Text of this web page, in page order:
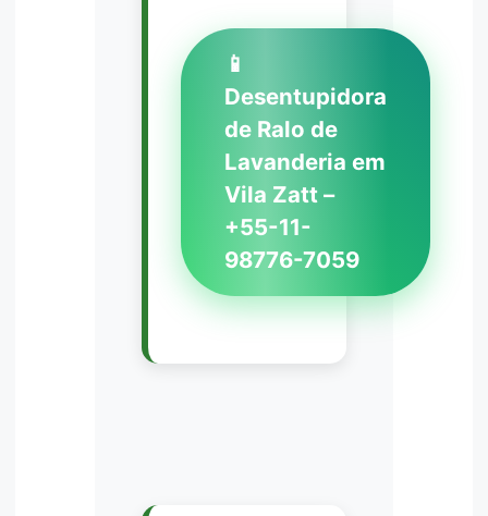
📱
Desentupidora
de Ralo de
Lavanderia em
Vila Zatt –
+55-11-
98776-7059